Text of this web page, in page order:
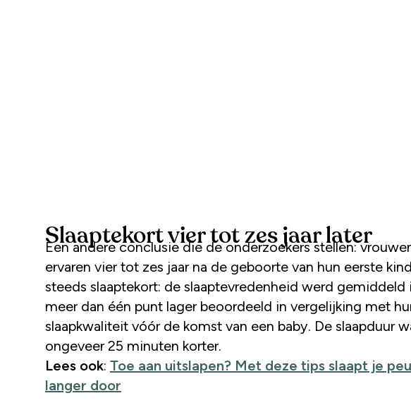
Slaaptekort vier tot zes jaar later
Een andere conclusie die de onderzoekers stellen:
ervaren vier tot zes jaar na de geboorte van hun eerste
steeds slaaptekort: de slaaptevredenheid werd gemiddeld
meer dan één punt lager beoordeeld in vergelijking met
slaapkwaliteit vóór de komst van een baby. De slaapduur
ongeveer 25 minuten korter.
Lees ook: Toe aan uitslapen? Met deze tips slaapt je
langer door